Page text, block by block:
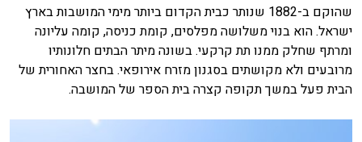
שהוקם ב-1882 שנותר כבית הקדום ביותר מימי המושבות בארץ
ישראל. הוא בנוי משלושה מפלסים, קומת כניסה, קומה עליונה
ומרתף שחלק ממנו תת קרקעי. בשונה מיתר הבתים חלונותיו
מרובעים ולא מקושתים בסגנון מזרח אירופאי. בחצר האחורית של
הבית פעל במשך תקופה קצרה בית הספר של המושבה.